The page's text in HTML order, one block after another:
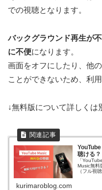
での視聴となります。
バックグラウンド再生が
に不便になります。
画面をオフにしたり、他
ことができないため、利
↓無料版について詳しくは
聴ける？
「
Music無料
（フル視
など）を
kurimaroblog.com